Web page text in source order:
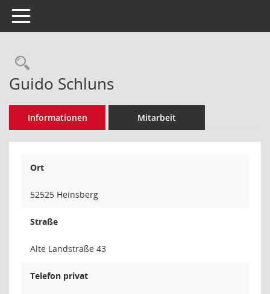
Toggle navigation
Rechercheauswahl
Guido Schluns
Informationen Mitarbeit
Ort
52525 Heinsberg
Straße
Alte Landstraße 43
Telefon privat